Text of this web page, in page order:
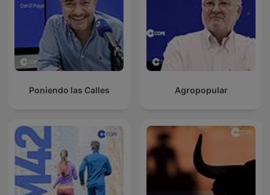
Poniendo las Calles Agropopular